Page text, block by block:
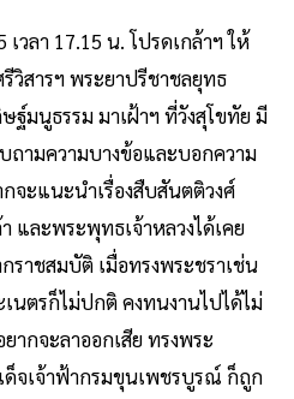
วลา 17.15 น. โปรดเกล้าฯ ให้
สารฯ พระยาปรีชาชลยุทธ
มนูธรรม มาเฝ้าฯ ที่วังสุโขทัย มี
ถามความบางข้อและบอกความ
กจะแนะนำเรื่องสืบสันตติวงศ์
และพระพุทธเจ้าหลวงได้เคย
ราชสมบัติ เมื่อทรงพระชราเช่น
นตรก็ไม่ปกติ คงทนงานไปได้ไม่
ากจะลาออกเสีย ทรงพระ
ด็จเจ้าฟ้ากรมขุนเพชรบูรณ์ ก็ถูก